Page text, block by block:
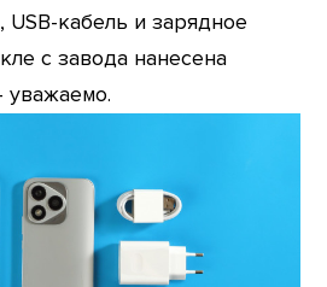
кабель и зарядное
с завода нанесена
уважаемо.